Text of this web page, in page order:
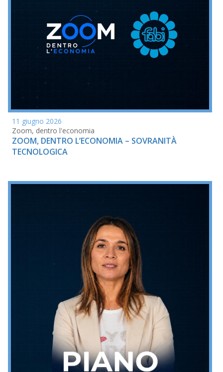
11 giugno 2026
Zoom, dentro l'economia
ZOOM, DENTRO L’ECONOMIA – SOVRANITÀ
TECNOLOGICA